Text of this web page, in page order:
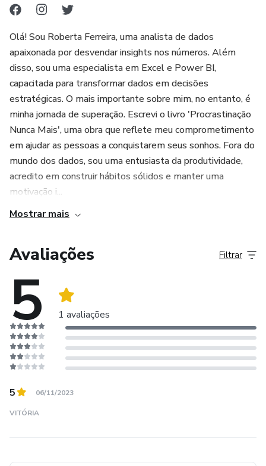
jornada AGORA! 🌟
Não perca esta oportunidade de desbloquear seu poder
interior, eliminar a procrastinação e alcançar os sonhos que
você tanto deseja. O sucesso está esperando por você!
⚡ Pegue o seu exemplar agora e transforme sua vida! ⚡
Olá! Sou Roberta Ferreira, uma analista de dados
apaixonada por desvendar insights nos números. Além
disso, sou uma especialista em Excel e Power BI,
capacitada para transformar dados em decisões
estratégicas. O mais importante sobre mim, no entanto, é
minha jornada de superação. Escrevi o livro 'Procrastinação
Nunca Mais', uma obra que reflete meu comprometimento
em ajudar as pessoas a conquistarem seus sonhos. Fora do
mundo dos dados, sou uma entusiasta da produtividade,
acredito em construir hábitos sólidos e manter uma
motivação i...
Mostrar mais
Avaliações
5 1 avaliações
Filtrar
5 06/11/2023
VITÓRIA